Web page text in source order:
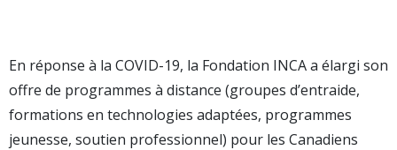
En réponse à la COVID-19, la Fondation INCA a élargi son
offre de programmes à distance (groupes d’entraide,
formations en technologies adaptées, programmes
jeunesse, soutien professionnel) pour les Canadiens